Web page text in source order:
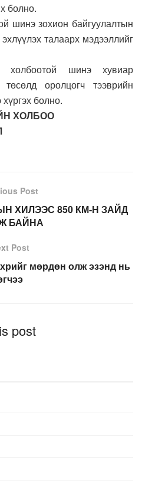
болно.
шинэ зохион байгуулалтын
талаарх мэдээллийг
холбоотой шинэ хувиар
төсөлд оролцогч тээврийн
болно.
ХОЛБОО
Post
ХИЛЭЭС 850 КМ-Н ЗАЙД
БАЙНА
Post
мөрдөн олж эзэнд нь
post